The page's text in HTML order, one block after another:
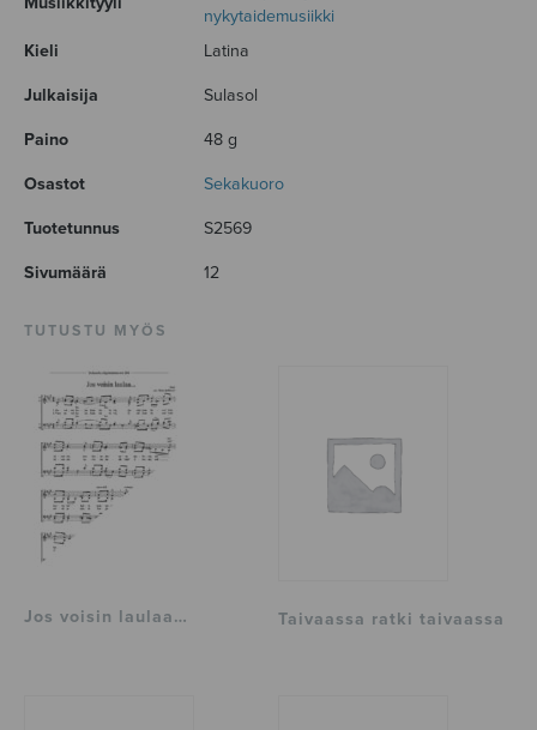
nykytaidemusiikki
Kieli
Latina
Julkaisija Sulasol
Paino 48 g
Osastot Sekakuoro
Tuotetunnus S2569
Sivumäärä 12
TUTUSTU MYÖS
Jos voisin laulaa… Taivaassa ratki taivaassa